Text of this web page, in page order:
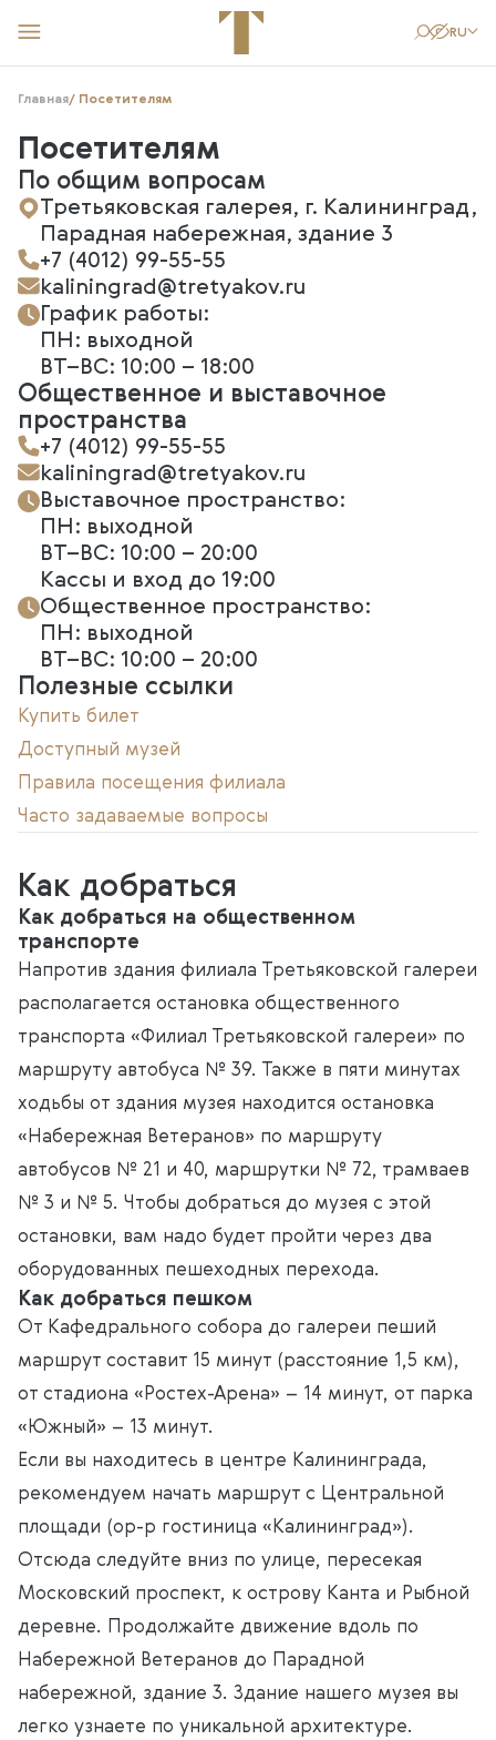
RU
КУПИТЬ БИЛЕТ
Посетителям
Выставки
Творческие мастерские
События
Образование
Новости
Поддержать музей
О филиале
Главная/ Посетителям
Посетителям
По общим вопросам
Третьяковская галерея, г. Калининград,
Парадная набережная, здание 3
+7 (4012) 99-55-55
kaliningrad@tretyakov.ru
График работы:
ПН: выходной
ВТ–ВС: 10:00 – 18:00
Общественное и выставочное
пространства
+7 (4012) 99-55-55
kaliningrad@tretyakov.ru
Выставочное пространство:
ПН: выходной
ВТ–ВС: 10:00 – 20:00
Кассы и вход до 19:00
Общественное пространство:
ПН: выходной
ВТ–ВС: 10:00 – 20:00
Полезные ссылки
Купить билет
Доступный музей
Правила посещения филиала
Часто задаваемые вопросы
Как добраться
Как добраться на общественном
транспорте
Напротив здания филиала Третьяковской галереи
располагается остановка общественного
транспорта «Филиал Третьяковской галереи» по
маршруту автобуса № 39. Также в пяти минутах
ходьбы от здания музея находится остановка
«Набережная Ветеранов» по маршруту
автобусов № 21 и 40, маршрутки № 72, трамваев
№ 3 и № 5. Чтобы добраться до музея с этой
остановки, вам надо будет пройти через два
оборудованных пешеходных перехода.
Как добраться пешком
От Кафедрального собора до галереи пеший
маршрут составит 15 минут (расстояние 1,5 км),
от стадиона «Ростех-Арена» – 14 минут, от парка
«Южный» – 13 минут.
Если вы находитесь в центре Калининграда,
рекомендуем начать маршрут с Центральной
площади (ор-р гостиница «Калининград»).
Отсюда следуйте вниз по улице, пересекая
Московский проспект, к острову Канта и Рыбной
деревне. Продолжайте движение вдоль по
Набережной Ветеранов до Парадной
набережной, здание 3. Здание нашего музея вы
легко узнаете по уникальной архитектуре.